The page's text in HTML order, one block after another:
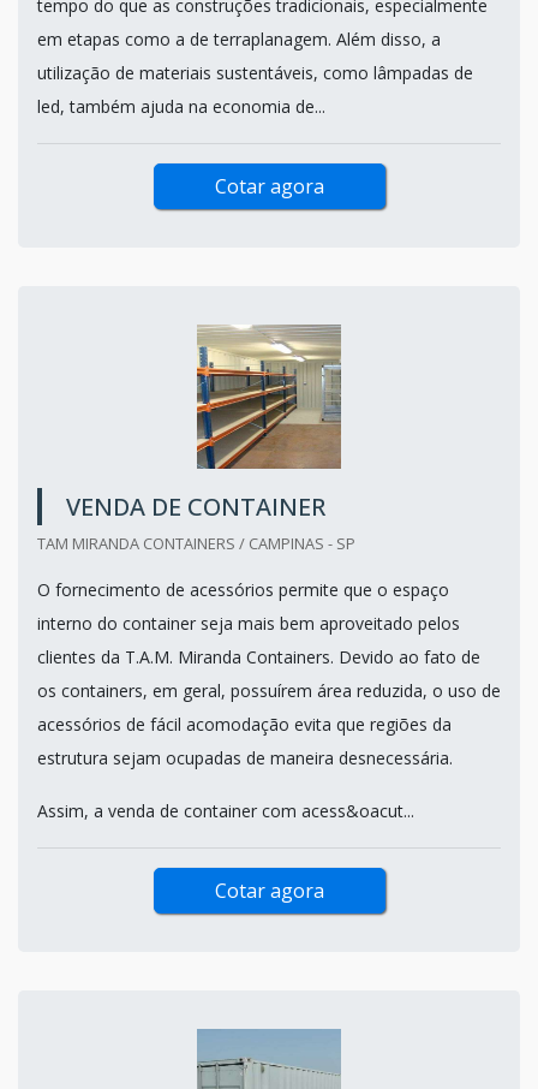
tempo do que as construções tradicionais, especialmente
em etapas como a de terraplanagem. Além disso, a
utilização de materiais sustentáveis, como lâmpadas de
led, também ajuda na economia de...
Cotar agora
VENDA DE CONTAINER
TAM MIRANDA CONTAINERS / CAMPINAS - SP
O fornecimento de acessórios permite que o espaço
interno do container seja mais bem aproveitado pelos
clientes da T.A.M. Miranda Containers. Devido ao fato de
os containers, em geral, possuírem área reduzida, o uso de
acessórios de fácil acomodação evita que regiões da
estrutura sejam ocupadas de maneira desnecessária.
Assim, a venda de container com acess&oacut...
Cotar agora